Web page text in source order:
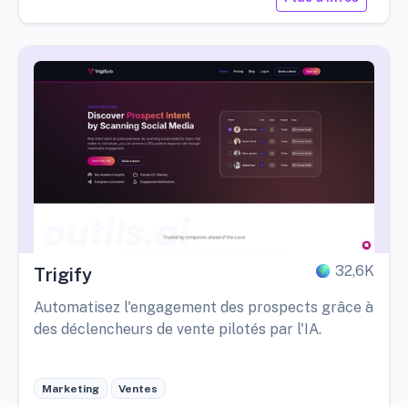
Trigify 32,6K
Automatisez l'engagement des prospects grâce à
des déclencheurs de vente pilotés par l'IA.
Marketing Ventes